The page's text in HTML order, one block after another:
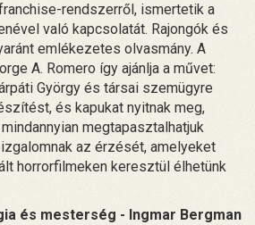
rendszerről, ismertetik a
való kapcsolatát. Rajongók és
emlékezetes olvasmány. A
A. Romero így ajánlja a művet:
György és társai szemügyre
és kapukat nyitnak meg,
megtapasztalhatjuk
az érzését, amelyeket
horrorfilmeken keresztül élhetünk
és mesterség - Ingmar Bergman